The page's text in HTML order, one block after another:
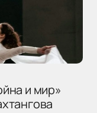
и мир»